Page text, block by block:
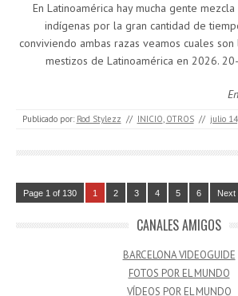
En Latinoamérica hay mucha gente
indígenas por la gran cantidad de
conviviendo ambas razas veamos cuales
mestizos de Latinoamérica en 2026. 20-
Publicado por: Rod Stylezz // INICIO, OTROS // julio
Page 1 of 130 1 2 3 4 5 6 Next
CANALES AMIGOS
BARCELONA VIDEOGUIDE
FOTOS POR EL MUNDO
VÍDEOS POR EL MUNDO